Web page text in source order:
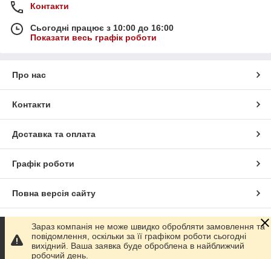
Контакти
Сьогодні працює з 10:00 до 16:00
Показати весь графік роботи
Про нас
Контакти
Доставка та оплата
Графік роботи
Повна версія сайту
Сайт створено на маркетплейсіProm.ua
Політика конфіденційності
Зараз компанія не може швидко обробляти замовлення та
повідомлення, оскільки за її графіком роботи сьогодні
вихідний. Ваша заявка буде оброблена в найближчий
робочий день.